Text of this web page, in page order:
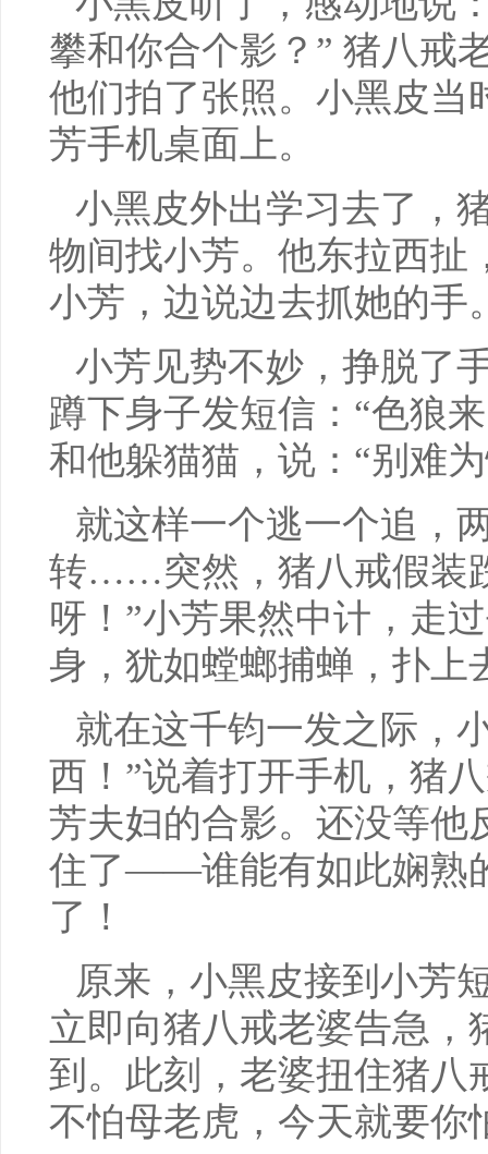
攀和你合个影？” 猪八戒
他们拍了张照。小黑皮当
芳手机桌面上。
小黑皮外出学习去了，
物间找小芳。他东拉西扯
小芳，边说边去抓她的手
小芳见势不妙，挣脱了
蹲下身子发短信：“色狼
和他躲猫猫，说：“别难
就这样一个逃一个追，
转……突然，猪八戒假装
呀！”小芳果然中计，走
身，犹如螳螂捕蝉，扑上
就在这千钧一发之际，
西！”说着打开手机，猪
芳夫妇的合影。还没等他
住了——谁能有如此娴熟
了！
原来，小黑皮接到小芳
立即向猪八戒老婆告急，
到。此刻，老婆扭住猪八
不怕母老虎，今天就要你